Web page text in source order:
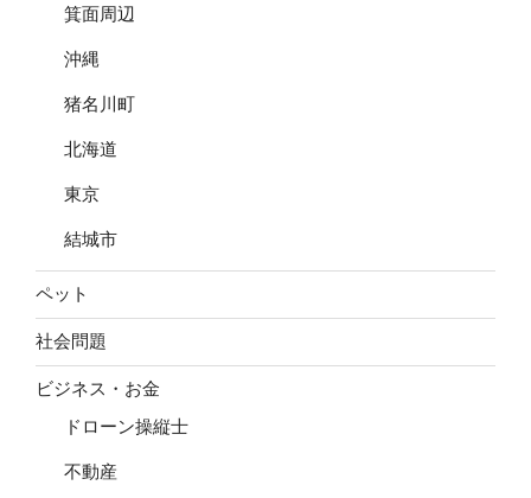
箕面周辺
沖縄
猪名川町
北海道
東京
結城市
ペット
社会問題
ビジネス・お金
ドローン操縦士
不動産